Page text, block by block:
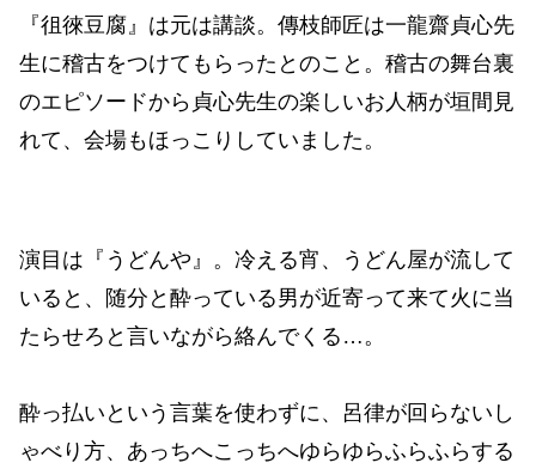
『徂徠豆腐』は元は講談。傳枝師匠は一龍齋貞心先
生に稽古をつけてもらったとのこと。稽古の舞台裏
のエピソードから貞心先生の楽しいお人柄が垣間見
れて、会場もほっこりしていました。
演目は『うどんや』。冷える宵、うどん屋が流して
いると、随分と酔っている男が近寄って来て火に当
たらせろと言いながら絡んでくる…。
酔っ払いという言葉を使わずに、呂律が回らないし
ゃべり方、あっちへこっちへゆらゆらふらふらする